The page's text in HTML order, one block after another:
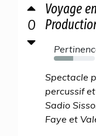
0
Voyage
47%
Spectacle
percussif
Sadio
Faye et